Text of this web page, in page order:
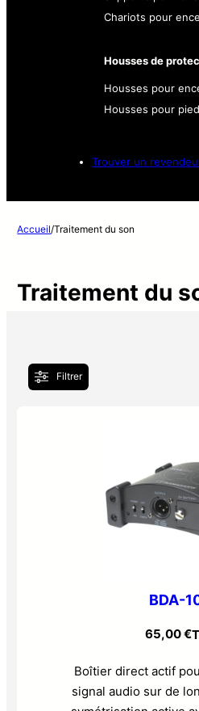
Chariots pour
Housses de
Housses pour
Housses pour
Trouver un
Accueil/Traitement du son
Traitement du
Filtrer
BDA-
65,00€
Boîtier direct actif
signal audio sur de